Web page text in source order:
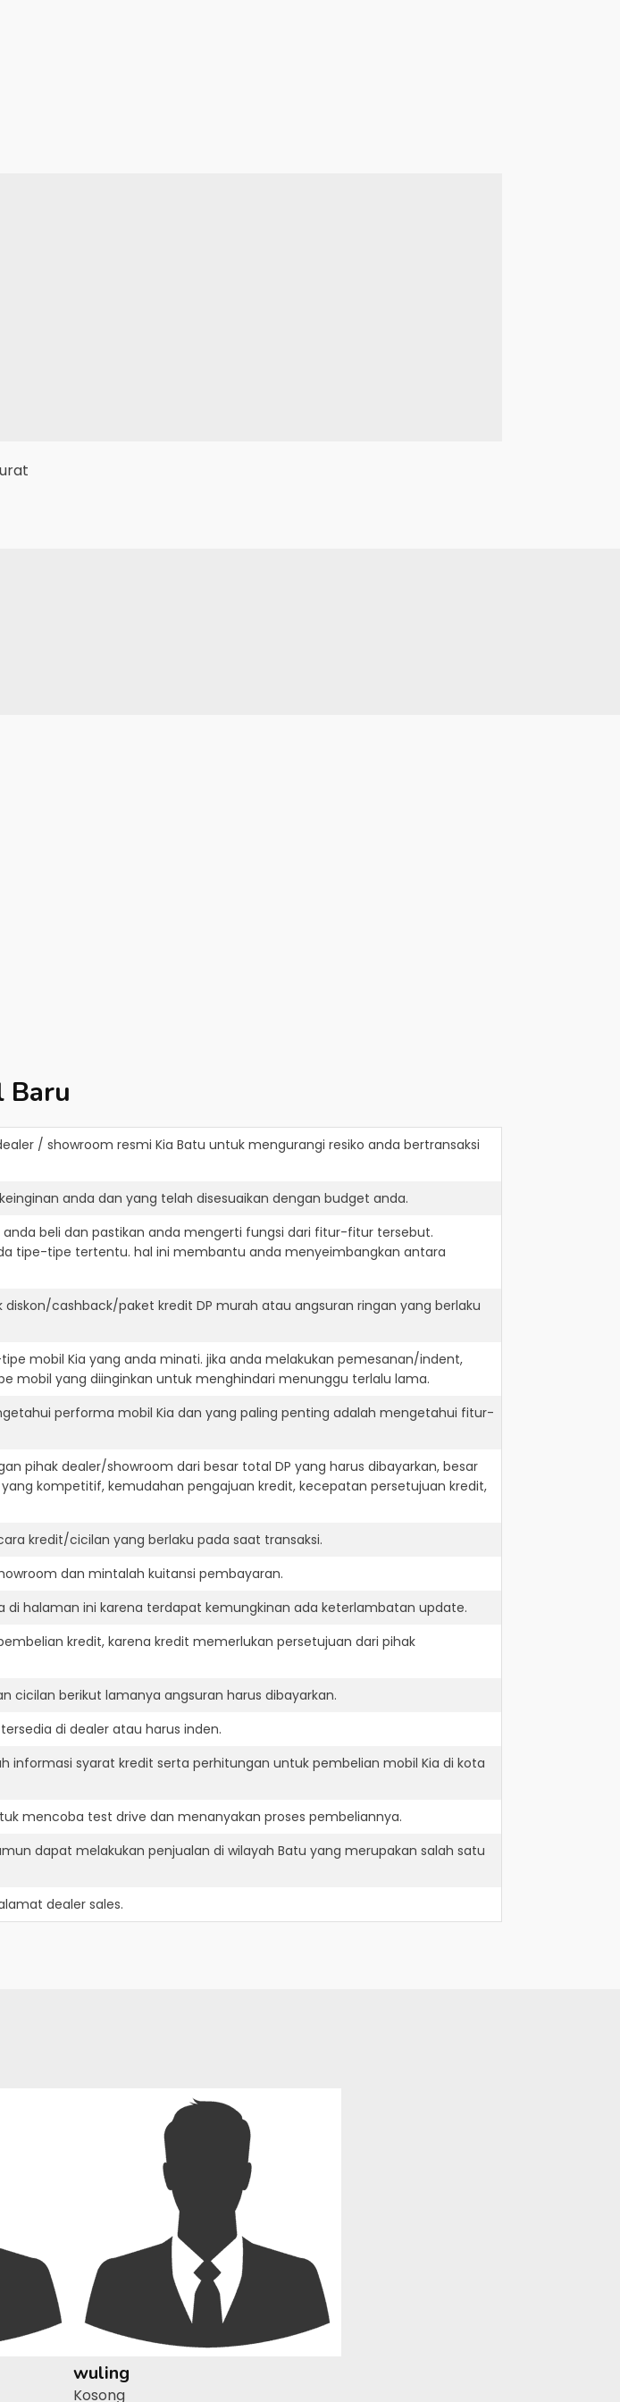
Baru
/ showroom resmi Kia Batu untuk mengurangi resiko anda bertransaksi
anda dan yang telah disesuaikan dengan budget anda.
beli dan pastikan anda mengerti fungsi dari fitur-fitur tersebut.
tipe-tipe tertentu. hal ini membantu anda menyeimbangkan antara
cashback/paket kredit DP murah atau angsuran ringan yang berlaku
mobil Kia yang anda minati. jika anda melakukan pemesanan/indent,
mobil yang diinginkan untuk menghindari menunggu terlalu lama.
performa mobil Kia dan yang paling penting adalah mengetahui fitur-
pihak dealer/showroom dari besar total DP yang harus dibayarkan, besar
kompetitif, kemudahan pengajuan kredit, kecepatan persetujuan kredit,
kredit/cicilan yang berlaku pada saat transaksi.
dan mintalah kuitansi pembayaran.
halaman ini karena terdapat kemungkinan ada keterlambatan update.
kredit, karena kredit memerlukan persetujuan dari pihak
cicilan berikut lamanya angsuran harus dibayarkan.
di dealer atau harus inden.
syarat kredit serta perhitungan untuk pembelian mobil Kia di kota
mencoba test drive dan menanyakan proses pembeliannya.
dapat melakukan penjualan di wilayah Batu yang merupakan salah satu
dealer sales.
wuling
Kosong